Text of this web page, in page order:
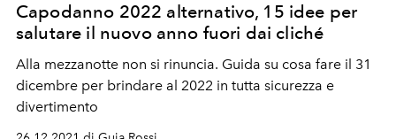
Capodanno 2022 alternativo, 15 idee per
salutare il nuovo anno fuori dai cliché
Alla mezzanotte non si rinuncia. Guida su cosa fare il 31
dicembre per brindare al 2022 in tutta sicurezza e
divertimento